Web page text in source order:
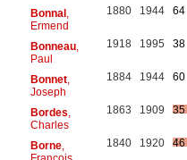
Bonnal,
Ermend
1880 1944 64
Bonneau,
Paul
1918 1995 38
Bonnet,
Joseph
1884 1944 60
Bordes
Charles
1863 1909 35
Borne,
1840 1920 46